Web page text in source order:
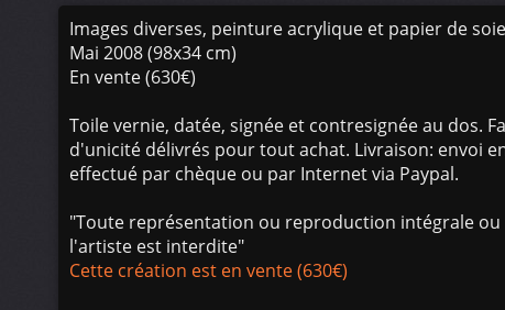
Images diverses, peinture acrylique et papier de
Mai 2008 (98x34 cm)
En vente (630€)
Toile vernie, datée, signée et contresignée au dos.
d'unicité délivrés pour tout achat. Livraison: envoi
effectué par chèque ou par Internet via Paypal.
"Toute représentation ou reproduction intégrale
l'artiste est interdite"
Cette création est en vente (630€)